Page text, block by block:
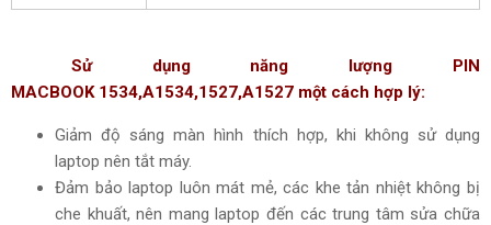
Sử dụng năng lượng
PIN
MACBOOK 1534,A1534,1527,A1527 một cách hợp lý:
Giảm độ sáng màn hình thích hợp, khi không sử dụng
laptop nên tắt máy.
Đảm bảo laptop luôn mát mẻ, các khe tản nhiệt không bị
che khuất, nên mang laptop đến các trung tâm sửa chữa